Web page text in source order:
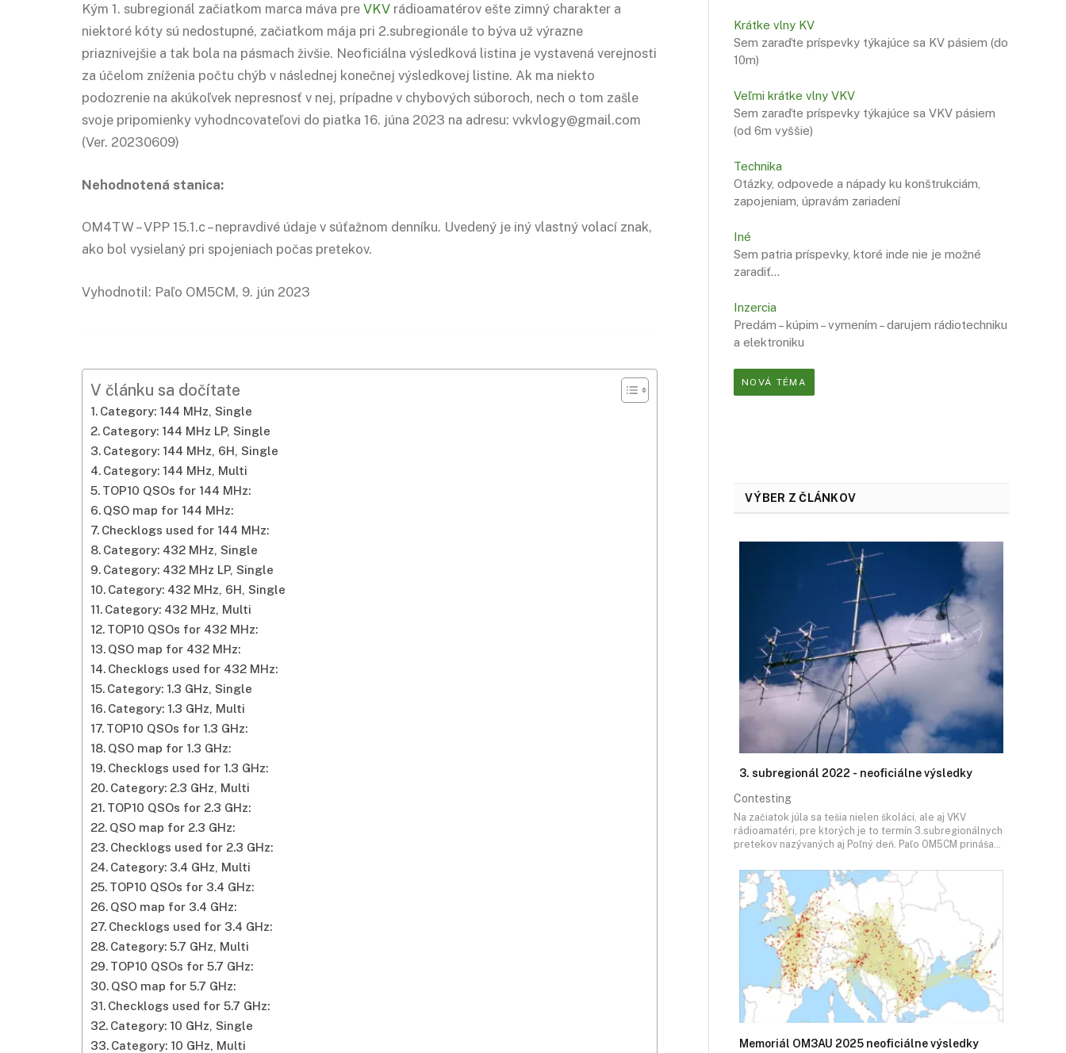
Kým 1. subregionál začiatkom marca máva pre VKV rádioamatérov ešte zimný charakter a
niektoré kóty sú nedostupné, začiatkom mája pri 2.subregionále to býva už výrazne
priaznivejšie a tak bola na pásmach živšie. Neoficiálna výsledková listina je vystavená verejnosti
za účelom zníženia počtu chýb v následnej konečnej výsledkovej listine. Ak ma niekto
podozrenie na akúkoľvek nepresnosť v nej, prípadne v chybových súboroch, nech o tom zašle
svoje pripomienky vyhodncovateľovi do piatka 16. júna 2023 na adresu: vvkvlogy@gmail.com
(Ver. 20230609)
Nehodnotená stanica:
OM4TW – VPP 15.1.c – nepravdivé údaje v súťažnom denníku. Uvedený je iný vlastný volací znak,
ako bol vysielaný pri spojeniach počas pretekov.
Vyhodnotil: Paľo OM5CM, 9. jún 2023
V článku sa dočítate
Category: 144 MHz, Single
Category: 144 MHz LP, Single
Category: 144 MHz, 6H, Single
Category: 144 MHz, Multi
TOP10 QSOs for 144 MHz:
QSOmap for 144 MHz:
Checklogs used for 144 MHz:
Category: 432 MHz, Single
Category: 432 MHz LP, Single
Category: 432 MHz, 6H, Single
Category: 432 MHz, Multi
TOP10 QSOs for 432 MHz:
QSO map for 432 MHz:
Checklogs used for 432 MHz:
Category: 1.3 GHz, Single
Category: 1.3 GHz, Multi
TOP10 QSOs for 1.3 GHz:
QSO map for 1.3 GHz:
Checklogs used for 1.3 GHz:
Category: 2.3 GHz, Multi
TOP10 QSOs for 2.3 GHz:
QSO map for 2.3 GHz:
Checklogs used for 2.3 GHz:
Category: 3.4 GHz, Multi
TOP10 QSOs for 3.4 GHz:
QSO map for 3.4 GHz:
Checklogs used for 3.4 GHz:
Category: 5.7 GHz, Multi
TOP10 QSOs for 5.7 GHz:
QSO map for 5.7 GHz:
Checklogs used for 5.7 GHz:
Category: 10 GHz, Single
Category: 10 GHz, Multi
Krátke vlny KV
Sem zaraďte príspevky týkajúce sa KV pásiem (do
10m)
Veľmi krátke vlny VKV
Sem zaraďte príspevky týkajúce sa VKV pásiem
(od 6m vyššie)
Technika
Otázky, odpovede a nápady ku konštrukciám,
zapojeniam, úpravám zariadení
Iné
Sem patria príspevky, ktoré inde nie je možné
zaradiť…
Inzercia
Predám – kúpim – vymením – darujem rádiotechniku
a elektroniku
NOVÁ TÉMA
VÝBER Z ČLÁNKOV
3. subregionál 2022 - neoficiálne výsledky
Contesting
Na začiatok júla sa tešia nielen školáci, ale aj VKV
rádioamatéri, pre ktorých je to termín 3.subregionálnych
pretekov nazývaných aj Poľný deň. Paľo OM5CM prináša…
Memoriál OM3AU 2025 neoficiálne výsledky